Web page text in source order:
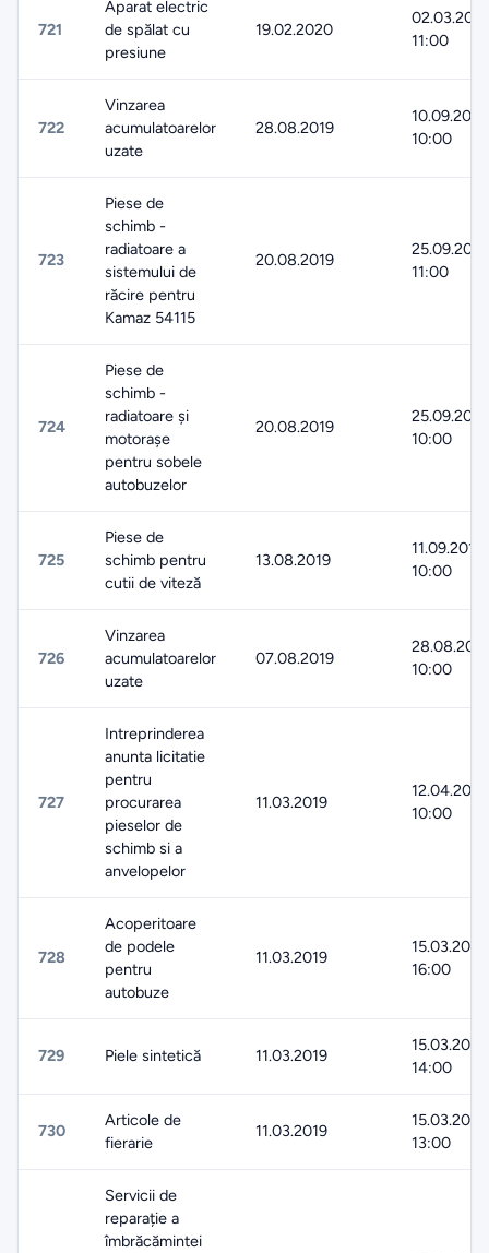
721
Aparat electric
de spălat cu
presiune
19.02.2020
11:00
722
Vinzarea
acumulatoarelor
uzate
28.08.2019
10.09.2019
10:00
723
Piese de
schimb -
radiatoare a
sistemului de
răcire pentru
Kamaz 54115
20.08.2019
25.09.2019
11:00
724
Piese de
schimb -
radiatoare și
motorașe
pentru sobele
autobuzelor
20.08.2019
25.09.2019
10:00
725
Piese de
schimb pentru
cutii de viteză
13.08.2019
11.09.2019
10:00
726
Vinzarea
acumulatoarelor
uzate
07.08.2019
28.08.2019
10:00
727
Intreprinderea
anunta licitatie
pentru
procurarea
pieselor de
schimb si a
anvelopelor
11.03.2019
12.04.2019
10:00
728
Acoperitoare
de podele
pentru
autobuze
11.03.2019
15.03.2019
16:00
729 Piele sintetică 11.03.2019
15.03.2019
14:00
730
Articole de
fierarie
11.03.2019
15.03.2019
13:00
Servicii de
reparație a
îmbrăcămintei